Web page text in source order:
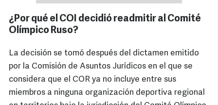
¿Por qué el COI decidió readmitir al Comité
Olímpico Ruso?
La decisión se tomó después del dictamen emitido
por la Comisión de Asuntos Jurídicos en el que se
considera que el COR ya no incluye entre sus
miembros a ninguna organización deportiva regional